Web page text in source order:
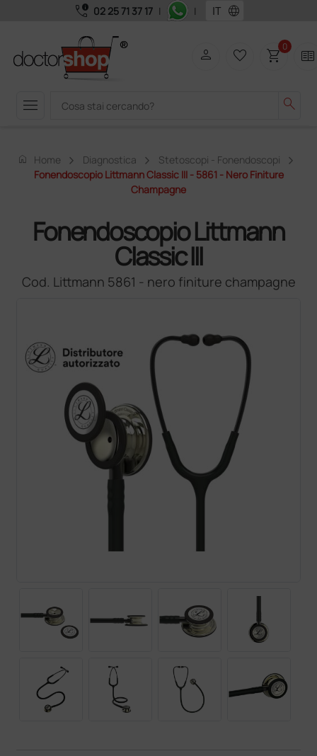
call_quality 02 25 71 37 17 | | language
menu search
person favorite_border shopping_cart0 two_pager
home Home Diagnostica
Stetoscopi - Fonendoscopi
Fonendoscopio Littmann Classic III - 5861 - Nero Finiture
Champagne
Fonendoscopio Littmann
Classic III
Cod. Littmann 5861 - nero finiture champagne